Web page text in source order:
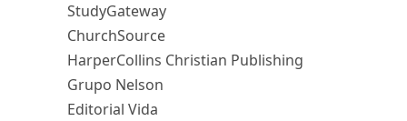
StudyGateway
ChurchSource
HarperCollins Christian Publishing
Grupo Nelson
Editorial Vida